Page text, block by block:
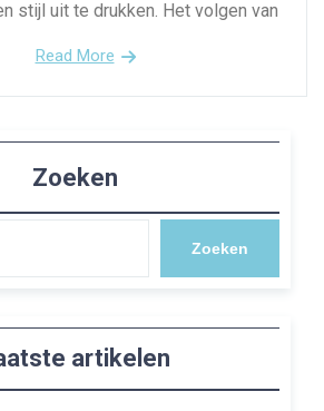
stijl uit te drukken. Het volgen van
Read More
Zoeken
Zoeken
artikelen